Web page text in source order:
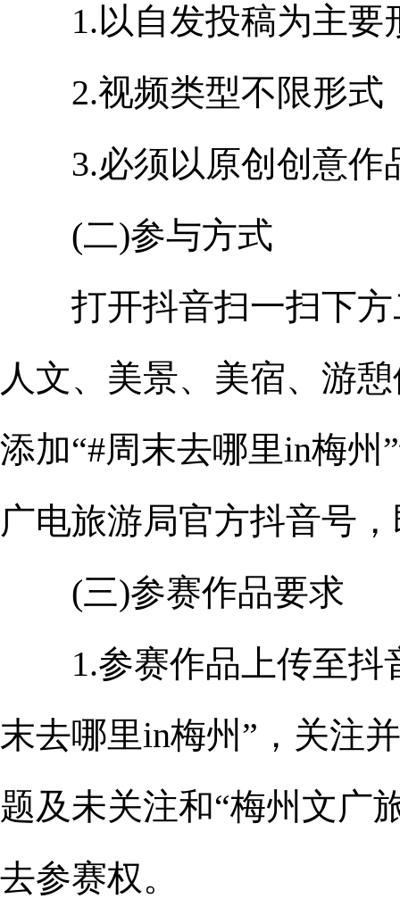
1.以自发投稿为主要
2.视频类型不限形式
3.必须以原创创意作
(二)参与方式
打开抖音扫一扫下方
人文、美景、美宿、游
添加“#周末去哪里in梅州
广电旅游局官方抖音号
(三)参赛作品要求
1.参赛作品上传至抖
末去哪里in梅州”，关注
题及未关注和“梅州文广
去参赛权。